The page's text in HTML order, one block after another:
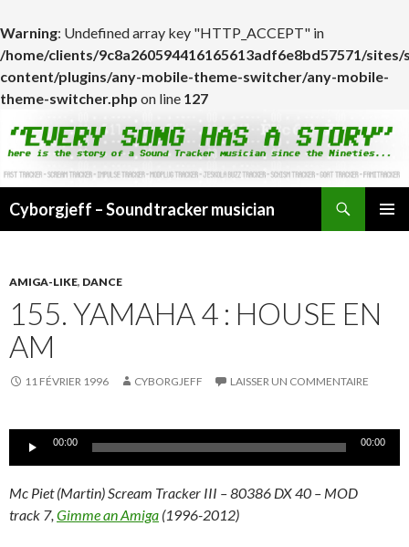
Warning: Undefined array key "HTTP_ACCEPT" in
/home/clients/9c8a260594416165613adf6e8bd57571/
content/plugins/any-mobile-theme-switcher/any-mobile-
theme-switcher.php on line 127
Cyborgjeff – Soundtracker musician
AMIGA-LIKE, DANCE
155. YAMAHA 4 : HOUSE EN
AM
11 FÉVRIER 1996 CYBORGJEFF LAISSER UN COMMENTAIRE
Lecteur00:00 00:00
Mc Piet (Martin) Scream Tracker III – 80386 DX 40 – MOD
track 7, Gimme an Amiga (1996-2012)